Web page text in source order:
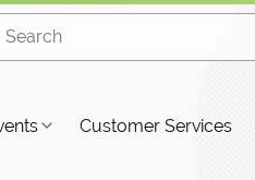
Customer Services